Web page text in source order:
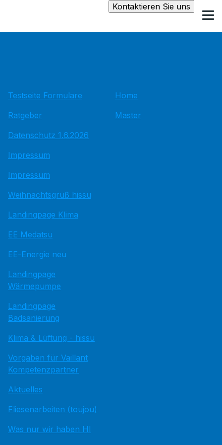
Kontaktieren Sie uns
Testseite Formulare
Ratgeber
Datenschutz 1.6.2026
Impressum
Impressum
Weihnachtsgruß hissu
Landingpage Klima
EE Medatsu
EE-Energie neu
Landingpage
Wärmepumpe
Landingpage
Badsanierung
Klima & Lüftung - hissu
Vorgaben für Vaillant
Kompetenzpartner
Aktuelles
Fliesenarbeiten (toujou)
Was nur wir haben HI
Home
Master